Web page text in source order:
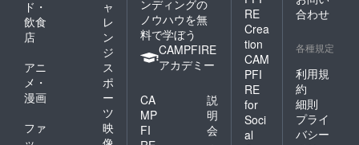
はいか
に…♡*
い：
meeに
より味
に広が
りが出
て、米
麹の旨
うな透
き通る
ウイス
思わせ
る大人
な香
り。
〈Hone
y mee
ド・
飲食
店
ャ
レ
ン
ジ
アニ
メ・
漫画
ス
ポ
ー
ツ
ファ
映
ンディングの
ノウハウを無
料で学ぼう
CAMPFIRE
アカデミー
CA
MP
FI
説
明
会
RE
Crea
tion
CAM
PFI
RE
for
Soci
al
合わせ
各種規定
利用規
約
細則
プライ
バシー